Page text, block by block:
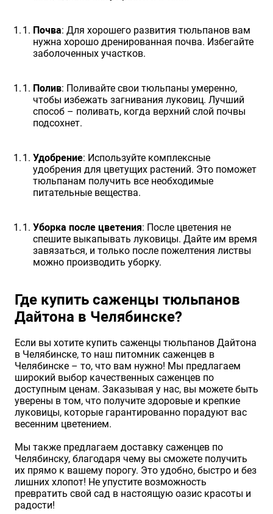
Почва: Для хорошего развития тюльпанов вам
нужна хорошо дренированная почва. Избегайте
заболоченных участков.
Полив: Поливайте свои тюльпаны умеренно,
чтобы избежать загнивания луковиц. Лучший
способ – поливать, когда верхний слой почвы
подсохнет.
Удобрение: Используйте комплексные
удобрения для цветущих растений. Это поможет
тюльпанам получить все необходимые
питательные вещества.
Уборка после цветения: После цветения не
спешите выкапывать луковицы. Дайте им время
завязаться, и только после пожелтения листвы
можно производить уборку.
Где купить саженцы тюльпанов
Дайтона в Челябинске?
Если вы хотите купить саженцы тюльпанов Дайтона
в Челябинске, то наш питомник саженцев в
Челябинске – то, что вам нужно! Мы предлагаем
широкий выбор качественных саженцев по
доступным ценам. Заказывая у нас, вы можете быть
уверены в том, что получите здоровые и крепкие
луковицы, которые гарантированно порадуют вас
весенним цветением.
Мы также предлагаем доставку саженцев по
Челябинску, благодаря чему вы сможете получить
их прямо к вашему порогу. Это удобно, быстро и без
лишних хлопот! Не упустите возможность
превратить свой сад в настоящую оазис красоты и
радости!